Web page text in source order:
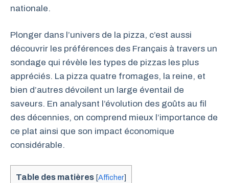
nationale.
Plonger dans l’univers de la pizza, c’est aussi
découvrir les préférences des Français à travers un
sondage qui révèle les types de pizzas les plus
appréciés. La pizza quatre fromages, la reine, et
bien d’autres dévoilent un large éventail de
saveurs. En analysant l’évolution des goûts au fil
des décennies, on comprend mieux l’importance de
ce plat ainsi que son impact économique
considérable.
Table des matières [Afficher]